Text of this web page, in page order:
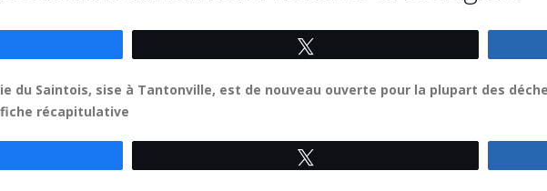
du Saintois, sise à Tantonville, est de nouveau ouverte pour la plupart des
récapitulative